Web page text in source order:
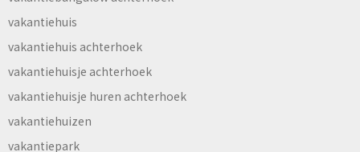
vakantiehuis
vakantiehuis achterhoek
vakantiehuisje achterhoek
vakantiehuisje huren achterhoek
vakantiehuizen
vakantiepark